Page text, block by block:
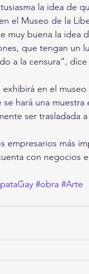
la idea de
el Museo de la
muy buena la idea
que tengan un
a la censura”,
en el
hará una
ser trasladada a
empresarios más
con negocios
#obra #Arte